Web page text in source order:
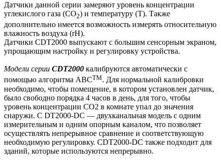
Датчики данной серии замеряют уровень концентрации
углекислого газа (CO2) и температуру (T). Также
дополнительно имеется возможность измерять относительную
влажность воздуха (rH).
Датчики CDT2000 выпускают с большим сенсорным экраном,
упрощающим настройку и регулировку устройства.
Модели серии CDT2000 калибруются автоматически с
помощью алгоритма ABCTM. Для нормальной калибровки
необходимо, чтобы помещение, в котором установлен датчик,
было свободно порядка 4 часов в день, для того, чтобы
уровень концентрации CO2 в комнате упал до значения
снаружи. C DT2000-DC — двухканальная модель с одним
измерительным и одним опорным каналом, что позволяет
осуществлять непрерывное сравнение и соответствующую
необходимую регулировку. CDT2000-DC также подходит для
зданий, которые используются непрерывно.